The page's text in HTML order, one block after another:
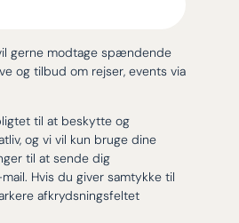
gerne modtage spændende
og tilbud om rejser, events via
til at beskytte og
og vi vil kun bruge dine
til at sende dig
Hvis du giver samtykke til
afkrydsningsfeltet